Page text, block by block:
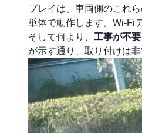
プレイは、車両側のこれ
単体で動作します。Wi-Fi
そして何より、 工事が不要
が示す通り、取り付けは